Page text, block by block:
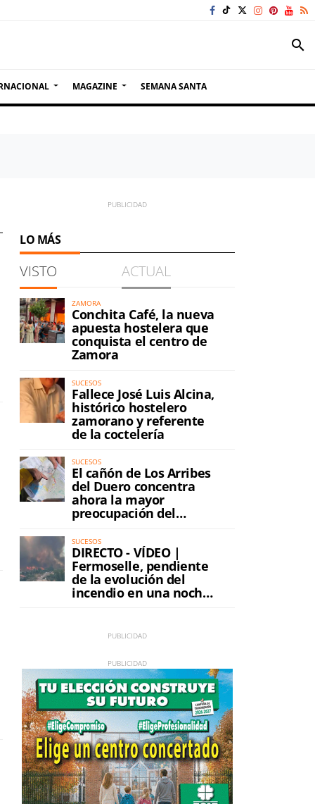
search
MAGAZINE SEMANA SANTA
LO MÁS
VISTO ACTUAL
ZAMORA
Conchita Café, la nueva
apuesta hostelera que
conquista el centro de
Zamora
SUCESOS
Fallece José Luis Alcina,
histórico hostelero
zamorano y referente
de la coctelería
SUCESOS
El cañón de Los Arribes
del Duero concentra
ahora la mayor
preocupación del
incendio
SUCESOS
DIRECTO - VÍDEO |
Fermoselle, pendiente
de la evolución del
incendio en una noche